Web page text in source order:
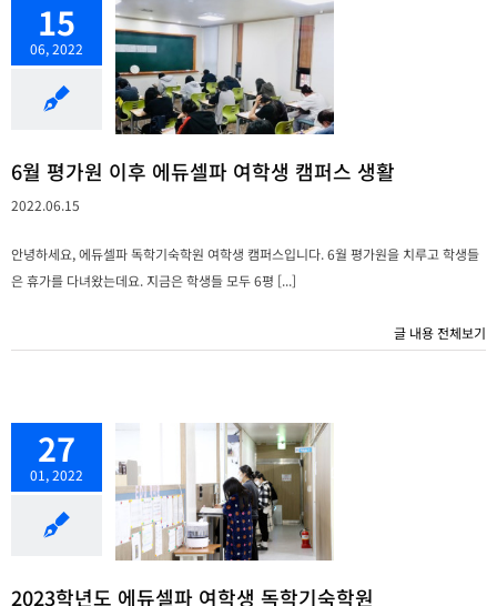
15
06, 2022
6월 평가원 이후 에듀셀파 여학생 캠퍼스 생활
2022.06.15
안녕하세요, 에듀셀파 독학기숙학원 여학생 캠퍼스입니다. 6월 평가원을 치루고 학생들
은 휴가를 다녀왔는데요. 지금은 학생들 모두 6평 [...]
글 내용 전체보기
27
01, 2022
2023학년도 에듀셀파 여학생 독학기숙학원